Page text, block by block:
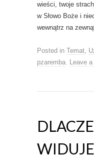
wieści, twoje
w Słowo Boże i
wewnątrz na
Posted in Temat,
pzaremba. Leave